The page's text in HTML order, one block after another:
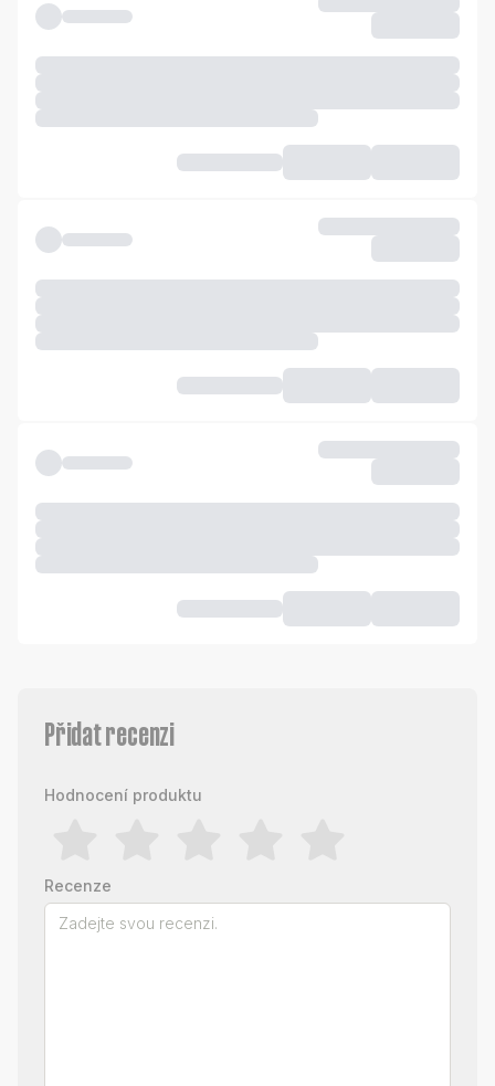
Přidat recenzi
Hodnocení produktu
Recenze